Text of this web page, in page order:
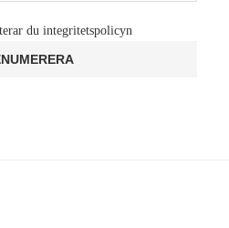
du integritetspolicyn